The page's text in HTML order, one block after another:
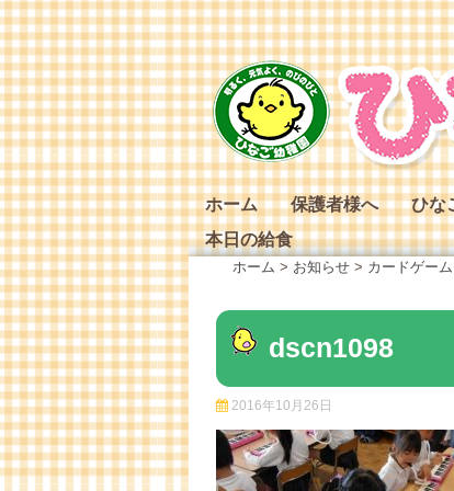
Skip
to
content
ホーム 保護者様へ
ひな
ひな
ひな
ひな
本日の給食
ホーム > お知らせ > カードゲー
dscn1098
2016年10月26日